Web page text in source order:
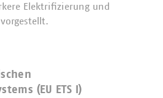
Elektrifizierung und
(EU ETS I)